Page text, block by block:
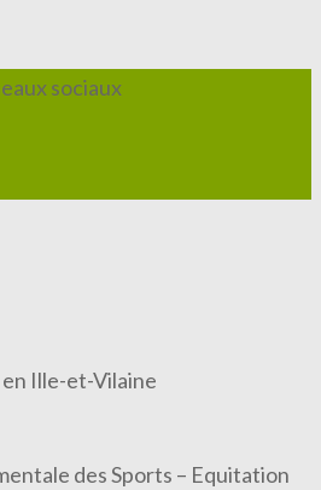
sociaux
en Ille-et-Vilaine
des Sports – Equitation